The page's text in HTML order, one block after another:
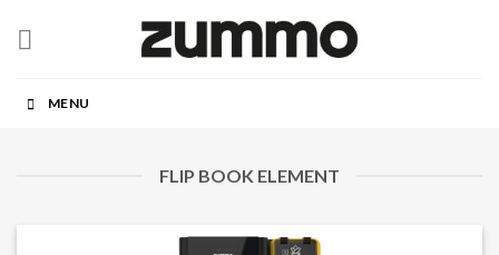
MENU
FLIP BOOK ELEMENT